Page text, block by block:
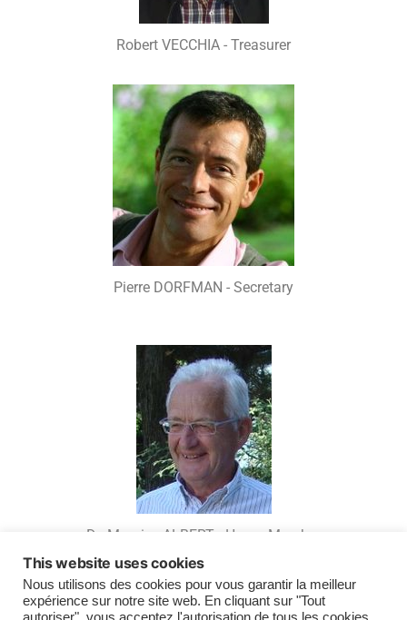
Robert VECCHIA - Treasurer
Pierre DORFMAN - Secretary
Dr. Maurice ALBERT - Honor Member
This website uses cookies
Nous utilisons des cookies pour vous garantir la meilleur
expérience sur notre site web. En cliquant sur "Tout